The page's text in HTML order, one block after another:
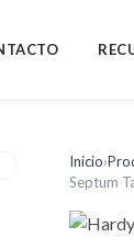
Inicio›
Septum